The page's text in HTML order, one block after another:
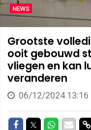
NEWS
Grootste
ooit gebouwd
vliegen en kan
veranderen
06/12/2024 13:16
Delen op Facebook
Delen op
Delen op